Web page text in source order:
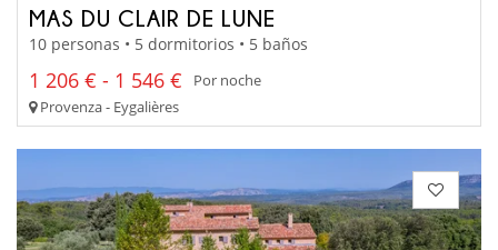
MAS DU CLAIR DE LUNE
10 personas • 5 dormitorios • 5 baños
1 206 € - 1 546 €
Por noche
Provenza - Eygalières